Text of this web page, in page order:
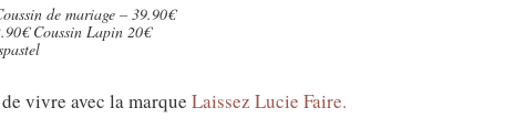
de mariage – 39.90€
Coussin Lapin 20€
vivre avec la marque Laissez Lucie Faire.